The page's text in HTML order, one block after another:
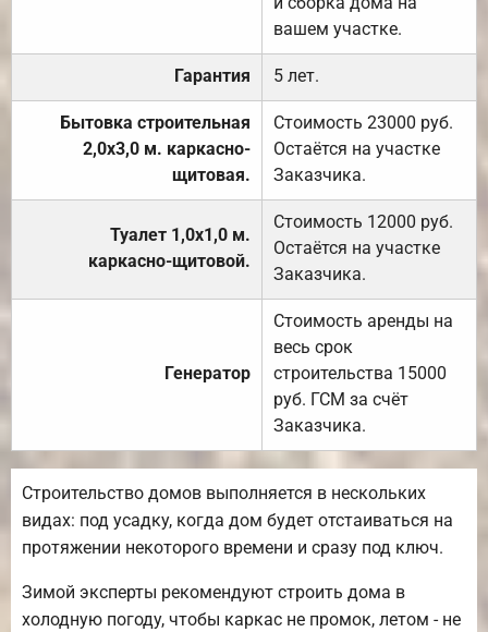
вашем участке.
Гарантия 5 лет.
Бытовка строительная
2,0х3,0 м. каркасно-
щитовая.
Стоимость 23000 руб.
Остаётся на участке
Заказчика.
Туалет 1,0х1,0 м.
каркасно-щитовой.
Стоимость 12000 руб.
Остаётся на участке
Заказчика.
Генератор
Стоимость аренды на
весь срок
строительства 15000
руб. ГСМ за счёт
Заказчика.
Строительство домов выполняется в нескольких
видах: под усадку, когда дом будет отстаиваться на
протяжении некоторого времени и сразу под ключ.
Зимой эксперты рекомендуют строить дома в
холодную погоду, чтобы каркас не промок, летом - не